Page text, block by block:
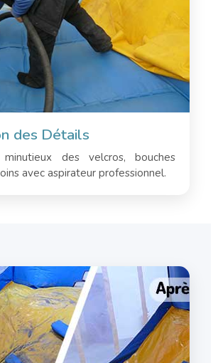
des Détails
des velcros, bouches
avec aspirateur professionnel.